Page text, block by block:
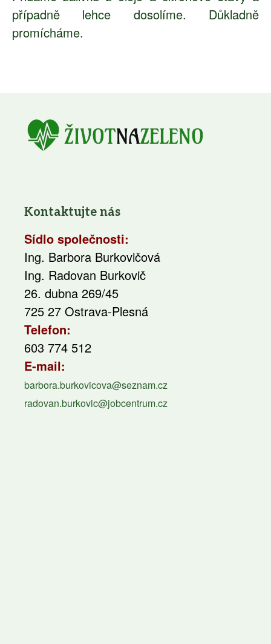
případně lehce dosolíme. Důkladně
promícháme.
Kontaktujte nás
Sídlo společnosti:
Ing. Barbora Burkovičová
Ing. Radovan Burkovič
26. dubna 269/45
725 27 Ostrava-Plesná
Telefon:
603 774 512
E-mail:
barbora.burkovicova@seznam.cz
radovan.burkovic@jobcentrum.cz